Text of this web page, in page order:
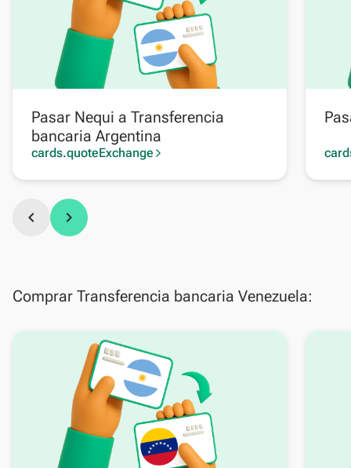
Pasar Nequi a Transferencia
bancaria Argentina
cards.quoteExchange arrow_forward_ios
chevron_left chevron_right
Comprar Transferencia bancaria Venezuela: